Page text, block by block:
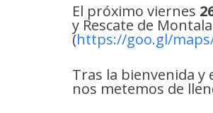
El próximo viernes
y Rescate de
(https://goo.gl/
Tras la bienvenida y
nos metemos de